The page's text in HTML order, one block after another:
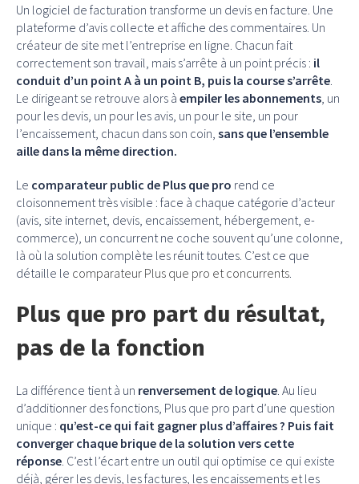
Un logiciel de facturation transforme un devis en facture. Une
plateforme d’avis collecte et affiche des commentaires. Un
créateur de site met l’entreprise en ligne. Chacun fait
correctement son travail, mais s’arrête à un point précis : il
conduit d’un point A à un point B, puis la course s’arrête
Le dirigeant se retrouve alors à empiler les abonnements , un
pour les devis, un pour les avis, un pour le site, un pour
l’encaissement, chacun dans son coin, sans que l’ensemble
aille dans la même direction.
Le comparateur public de Plus que pro rend ce
cloisonnement très visible : face à chaque catégorie d’acteur
(avis, site internet, devis, encaissement, hébergement, e-
commerce), un concurrent ne coche souvent qu’une colonne,
là où la solution complète les réunit toutes. C’est ce que
détaille le comparateur Plus que pro et concurrents
Plus que pro part du résultat,
pas de la fonction
La différence tient à un renversement de logique . Au lieu
d’additionner des fonctions, Plus que pro part d’une question
unique : qu’est-ce qui fait gagner plus d’affaires ? Puis fait
converger chaque brique de la solution vers cette
réponse . C’est l’écart entre un outil qui optimise ce qui existe
déjà, gérer les devis, les factures, les encaissements et les